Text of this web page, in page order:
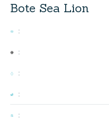
Bote Sea Lion
:
:
:
:
: